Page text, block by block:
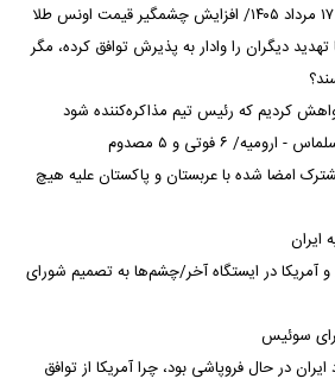
دیگران را وادار به پذیرش توافق کرده، مگر
کردیم که رئیس تیم مذاکره‌کننده شود
۶ فوتی و ۵ مصدوم
امضا شده با عربستان و پاکستان علیه هیچ
ایران
و آمریکا در ایستگاه آخر/چشم‌ها به تصمیم شورای
سوئیس
در حال فروپاشی بود، چرا آمریکا از توافق